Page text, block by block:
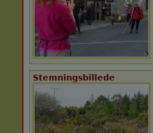
Stemningsbillede